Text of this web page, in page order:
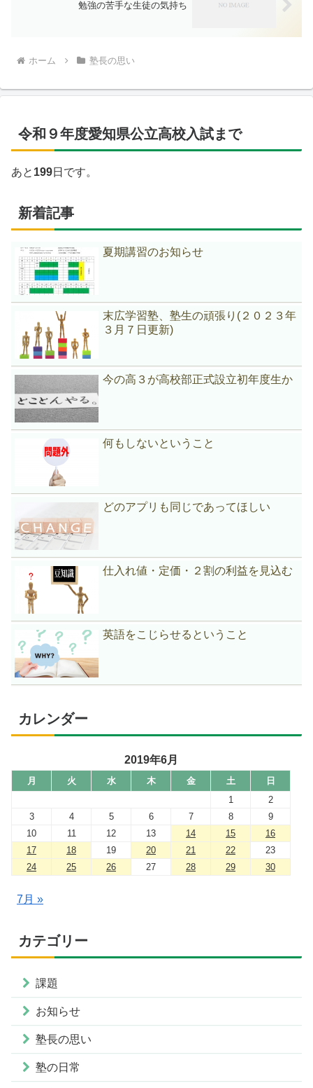
勉強の苦手な生徒の気持ち
ホーム 塾長の思い
令和９年度愛知県公立高校入試まで
あと 199日です。
新着記事
夏期講習のお知らせ
末広学習塾、塾生の頑張り(２０２３年
３月７日更新)
今の高３が高校部正式設立初年度生か
何もしないということ
どのアプリも同じであってほしい
仕入れ値・定価・２割の利益を見込む
英語をこじらせるということ
カレンダー
2019年6月
月 火 水 木 金 土
日
1
2
3
4 5 6 7 8
9
10
11 12 13 14 15
16
17
18 19 20 21 22
23
24
25 26 27 28 29 30
7月 »
カテゴリー
課題
お知らせ
塾長の思い
塾の日常